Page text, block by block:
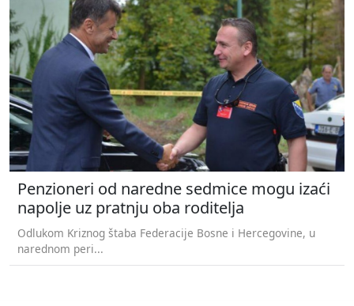
Penzioneri od naredne sedmice mogu izaći
napolje uz pratnju oba roditelja
Odlukom Kriznog štaba Federacije Bosne i Hercegovine, u
narednom peri...